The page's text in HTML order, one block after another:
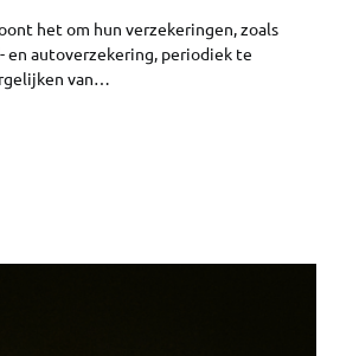
het om hun verzekeringen, zoals
en autoverzekering, periodiek te
van…